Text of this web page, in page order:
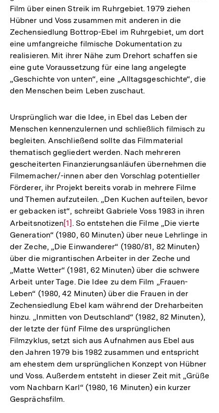
Film über einen Streik im Ruhrgebiet. 1979 ziehen
Hübner und Voss zusammen mit anderen in die
Zechensiedlung Bottrop-Ebel im Ruhrgebiet, um dort
eine umfangreiche filmische Dokumentation zu
realisieren. Mit ihrer Nähe zum Drehort schaffen sie
eine gute Voraussetzung für eine lang angelegte
„Geschichte von unten“, eine „Alltagsgeschichte“, die
den Menschen beim Leben zuschaut.
Ursprünglich war die Idee, in Ebel das Leben der
Menschen kennenzulernen und schließlich filmisch zu
begleiten. Anschließend sollte das Filmmaterial
thematisch gegliedert werden. Nach mehreren
gescheiterten Finanzierungsanläufen übernehmen die
Filmemacher/-innen aber den Vorschlag potentieller
Förderer, ihr Projekt bereits vorab in mehrere Filme
und Themen aufzuteilen. „Den Kuchen aufteilen, bevor
er gebacken ist“, schreibt Gabriele Voss 1983 in ihren
ArbeitsnotizenZur
Auflösung
der
Fußnote
[1]. So entstehen die Filme „Die vierte
Generation“ (1980, 60 Minuten) über neue Lehrlinge in
der Zeche, „Die Einwanderer“ (1980/81, 82 Minuten)
über die migrantischen Arbeiter in der Zeche und
„Matte Wetter“ (1981, 62 Minuten) über die schwere
Arbeit unter Tage. Die Idee zu dem Film „Frauen-
Leben“ (1980, 42 Minuten) über die Frauen in der
Zechensiedlung Ebel kam während der Dreharbeiten
hinzu. „Inmitten von Deutschland“ (1982, 82 Minuten),
der letzte der fünf Filme des ursprünglichen
Filmzyklus, setzt sich aus Aufnahmen aus Ebel aus
den Jahren 1979 bis 1982 zusammen und entspricht
am ehestem dem ursprünglichen Konzept von Hübner
und Voss. Außerdem entsteht in dieser Zeit mit „Grüße
vom Nachbarn Karl“ (1980, 16 Minuten) ein kurzer
Gesprächsfilm.